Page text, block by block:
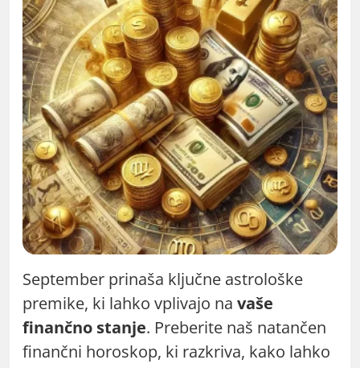
September prinaša ključne astrološke
premike, ki lahko vplivajo na vaše
finančno stanje. Preberite naš natančen
finančni horoskop, ki razkriva, kako lahko